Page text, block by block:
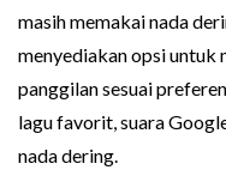
masih memakai nada
menyediakan opsi untuk
panggilan sesuai
lagu favorit, suara
nada dering.